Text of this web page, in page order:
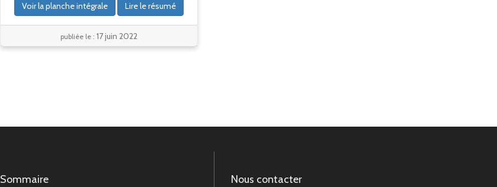
Voir la planche intégrale Lire le résumé
publiée le : 17 juin 2022
Sommaire Nous contacter